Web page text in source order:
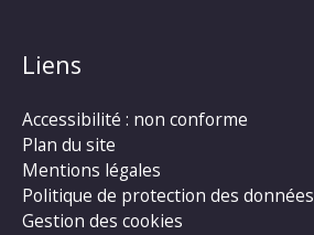
Liens
Accessibilité : non conforme
Plan du site
Mentions légales
Politique de protection des données
Gestion des cookies